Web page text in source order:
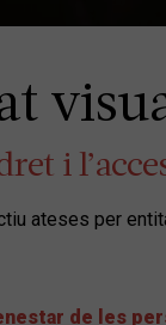
i
ateses per
de les